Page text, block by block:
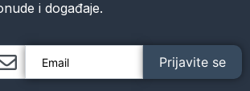
i događaje.
Prijavite se